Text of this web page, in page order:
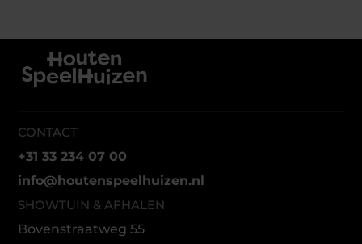
CONTACT
+31 33 234 07 00
info@houtenspeelhuizen.nl
SHOWTUIN & AFHALEN
Bovenstraatweg 55